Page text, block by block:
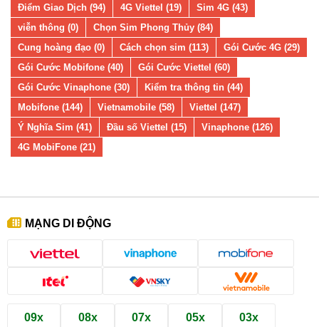
Điểm Giao Dịch (94) 4G Viettel (19)
Sim 4G (43)
viễn thông (0)
Chọn Sim Phong Thủy (84)
Cung hoàng đạo (0)
Cách chọn sim (113)
Gói Cước 4G (29)
Gói Cước Mobifone (40)
Gói Cước Viettel (60)
Gói Cước Vinaphone (30)
Kiểm tra thông tin (44)
Mobifone (144)
Vietnamobile (58)
Viettel (147)
Ý Nghĩa Sim (41)
Đầu số Viettel (15)
Vinaphone (126)
4G MobiFone (21)
MẠNG DI ĐỘNG
09x 08x 07x 05x 03x